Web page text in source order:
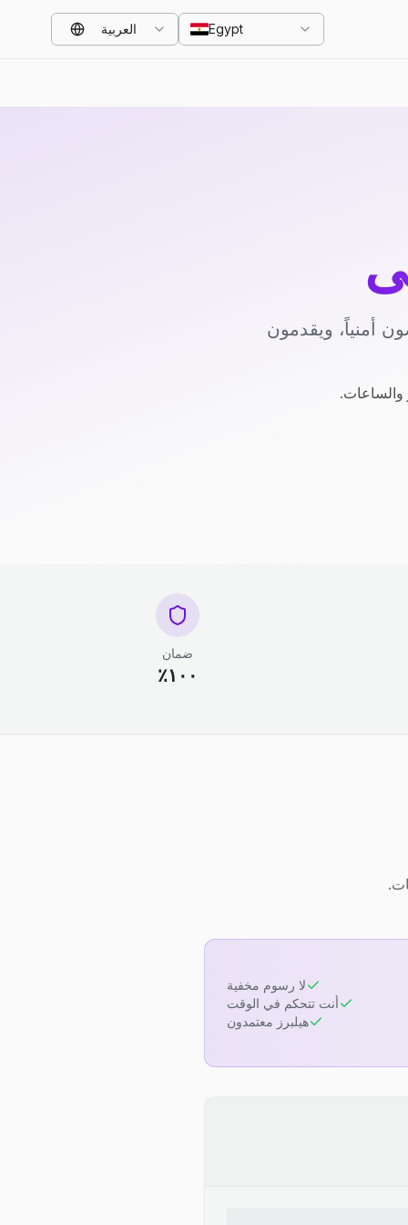
Egypt العربية
أمنياً، ويقدمون
ضمان
١٠٠٪
لا رسوم مخفية
أنت تتحكم في الوقت
هيلبرز معتمدون